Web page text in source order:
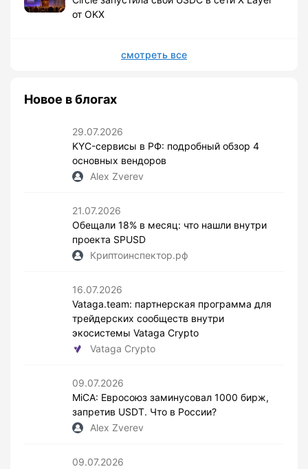
от OKX
смотреть все
Новое в блогах
29.07.2026
KYC-сервисы в РФ: подробный обзор 4
основных вендоров
Alex Zverev
21.07.2026
Обещали 18% в месяц: что нашли внутри
проекта SPUSD
Криптоинспектор.рф
16.07.2026
Vataga.team: партнерская программа для
трейдерских сообществ внутри
экосистемы Vataga Crypto
Vataga Crypto
09.07.2026
MiCA: Евросоюз заминусовал 1000 бирж,
запретив USDT. Что в России?
Alex Zverev
09.07.2026